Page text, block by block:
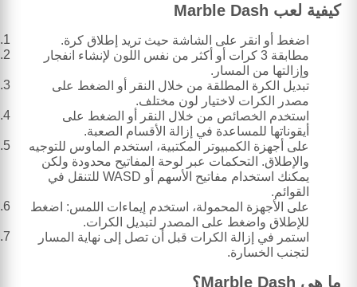
كيفية لعب Marble Dash
اضغط أو انقر على الشاشة حيث تريد إطلاق كرة.
مطابقة 3 كرات أو أكثر من نفس اللون لإنشاء انفجار
وإزالتها من المسار.
تبديل الكرة المطلقة من خلال النقر أو الضغط على
مصدر الكرات لاختيار لون مختلف.
استخدم الخصائص من خلال النقر أو الضغط على
أيقوناتها للمساعدة في إزالة الأقسام الصعبة.
على أجهزة الكمبيوتر المكتبية، استخدم الماوس للتوجيه
والإطلاق. التحكمات عبر لوحة المفاتيح محدودة ولكن
يمكنك استخدام مفاتيح الأسهم أو WASD للتنقل في
القوائم.
على الأجهزة المحمولة، استخدم إيماءات اللمس: اضغط
للإطلاق واضغط على المصدر لتبديل الكرات.
استمر في إزالة الكرات قبل أن تصل إلى نهاية المسار
لتجنب الخسارة.
ما هي Marble Dash؟